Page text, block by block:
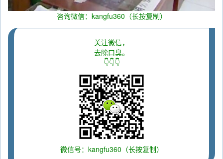
咨询微信：kangfu360（长按复制）
关注微信，
去除口臭。
👇👇👇
微信号：kangfu360（长按复制）